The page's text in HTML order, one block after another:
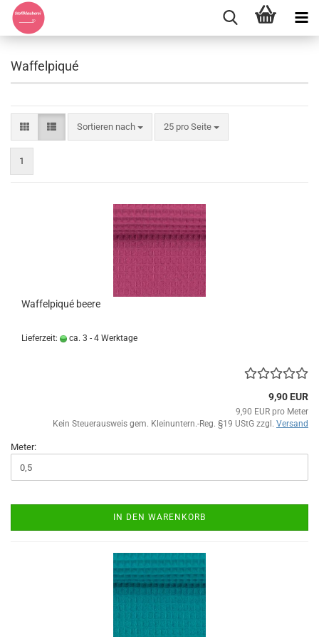
Waffelpiqué
Sortieren nach
Sortieren nach 25 pro Seite
pro Seite
1
Waffelpiqué beere
Lieferzeit: ca. 3 - 4 Werktage
9,90 EUR
9,90 EUR pro Meter
Kein Steuerausweis gem. Kleinuntern.-Reg. §19 UStG zzgl. Versand
Meter:
IN DEN WARENKORB